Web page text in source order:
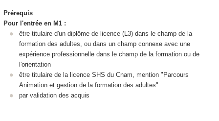
Prérequis
Pour l'entrée en M1 :
être titulaire d'un diplôme de licence (L3) dans le champ de la
formation des adultes, ou dans un champ connexe avec une
expérience professionnelle dans le champ de la formation ou de
l'orientation
être titulaire de la licence SHS du Cnam, mention "Parcours
Animation et gestion de la formation des adultes"
par validation des acquis